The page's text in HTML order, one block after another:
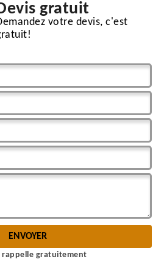
gratuit
votre devis, c'est
rappelle gratuitement